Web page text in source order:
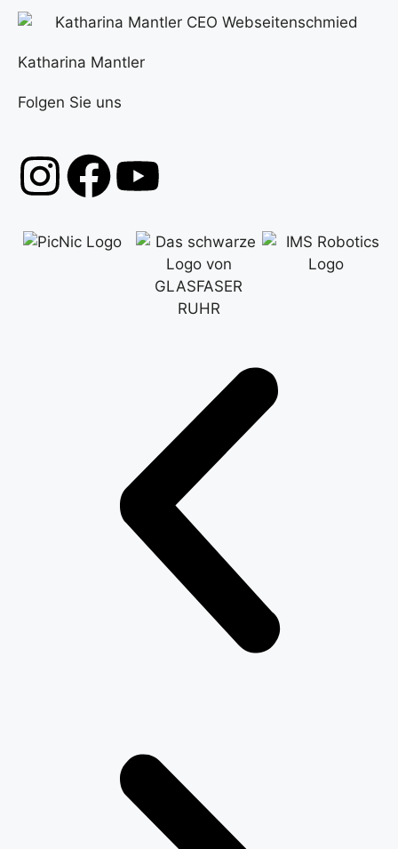
Katharina Mantler
Folgen Sie uns